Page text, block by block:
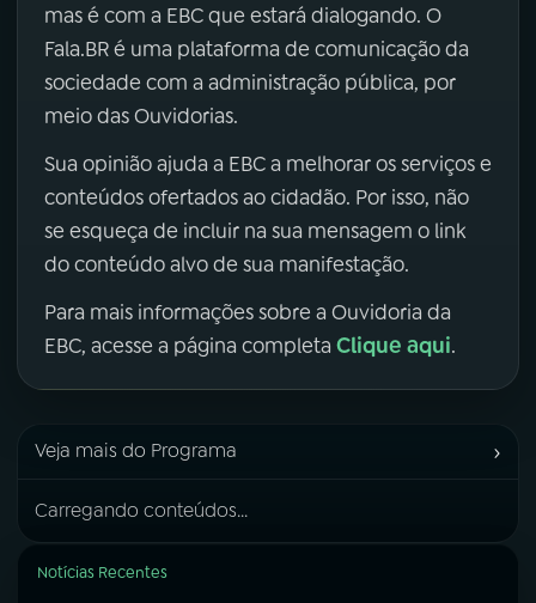
mas é com a EBC que estará dialogando. O
Fala.BR é uma plataforma de comunicação da
sociedade com a administração pública, por
meio das Ouvidorias.
Sua opinião ajuda a EBC a melhorar os serviços e
conteúdos ofertados ao cidadão. Por isso, não
se esqueça de incluir na sua mensagem o link
do conteúdo alvo de sua manifestação.
Para mais informações sobre a Ouvidoria da
EBC, acesse a página completa Clique aqui.
Veja mais do Programa ›
Carregando conteúdos...
Notícias Recentes